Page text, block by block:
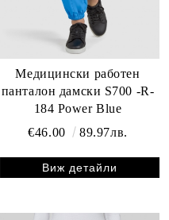
Медицински работен
панталон дамски S700 -R-
184 Power Blue
€46.00
89.97лв.
Виж детайли